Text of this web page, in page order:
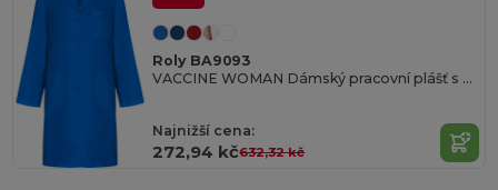
Roly BA9093
VACCINE WOMAN Dámský pracovní plášť s dlouhým rukávem
Najnižší cena:
272,94 kč632,32 kč